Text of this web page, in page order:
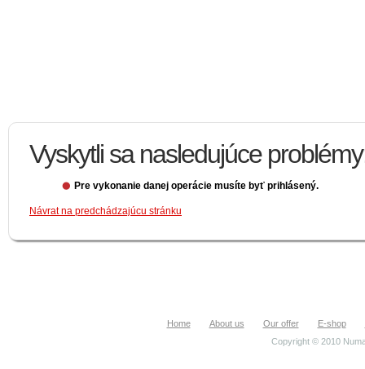
Vyskytli sa nasledujúce
Pre vykonanie danej operácie musíte byť prihlásený.
Návrat na predchádzajúcu stránku
Home About us Our offer E-shop
Copyright © 2010